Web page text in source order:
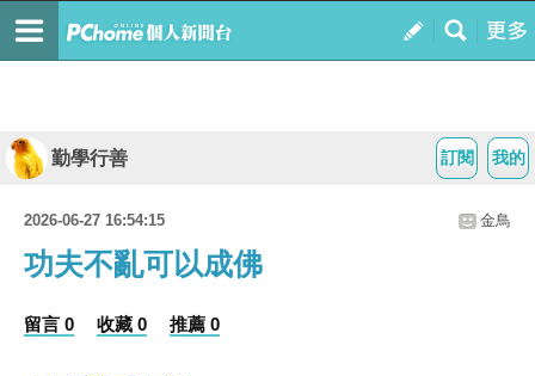
我的
訂閱
勤學行善
2026-06-27 16:54:15 金鳥
功夫不亂可以成佛
留言 0 收藏 0 推薦 0